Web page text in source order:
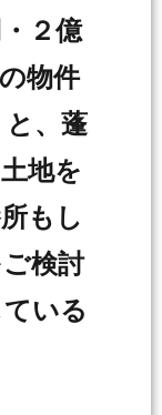
２億
物件
、蓬
地を
もし
検討
いる